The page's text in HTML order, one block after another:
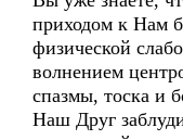
приходом к Нам
физической
волнением
спазмы, тоска и
Наш Друг